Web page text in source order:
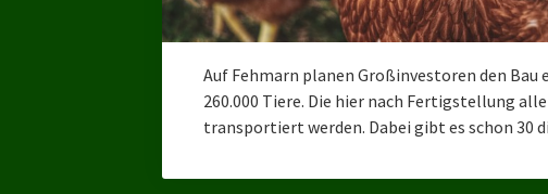
Auf Fehmarn planen Großinvestoren den
260.000 Tiere. Die hier nach Fertigstellung
transportiert werden. Dabei gibt es schon 30